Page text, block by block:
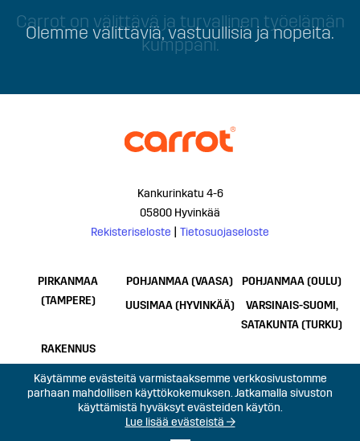
Olemme välittäviä, vastuullisia ja nopeita.
Carrot on välittävä ja turvallinen työelämän
kumppani.
Kankurinkatu 4-6
05800 Hyvinkää
Rekisteriseloste
Tietosuojaseloste
PIRKANMAA
(TAMPERE)
POHJANMAA (VAASA)
POHJANMAA (OULU)
UUSIMAA (HYVINKÄÄ)
VARSINAIS-SUOMI,
SATAKUNTA (TURKU)
RAKENNUS
Käytämme evästeitä varmistaaksemme verkkosivustomme
parhaan mahdollisen käyttökokemuksen. Jatkamalla sivuston
käyttämistä hyväksyt evästeiden käytön.
Lue lisää evästeistä →